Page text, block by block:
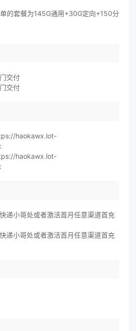
的套餐为145G通用+30G定向+150分
交付
交付
haokawx.lot-
haokawx.lot-
递小哥处或者激活首月任意渠道首充
递小哥处或者激活首月任意渠道首充